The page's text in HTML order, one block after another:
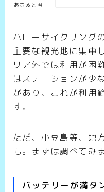
あさると君
ハローサイクリング
主要な観光地に集中
リア外では利用が困
はステーションが少
があり、これが利用
す。
ただ、小豆島等、地
も。まずは調べてみ
バッテリーが満タ